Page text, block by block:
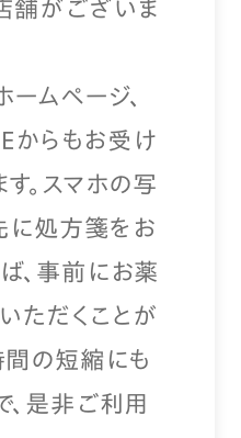
舗がございま
ムページ、
からもお受け
。スマホの写
に処方箋をお
、事前にお薬
ただくことが
間の短縮にも
、是非ご利用